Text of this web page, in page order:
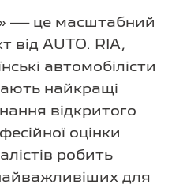
— це масштабний
від AUTO. RIA,
автомобілісти
найкращі
відкритого
оцінки
робить
для